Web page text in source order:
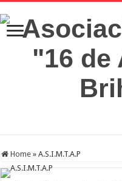
Home » A.S.I.M.T.A.P